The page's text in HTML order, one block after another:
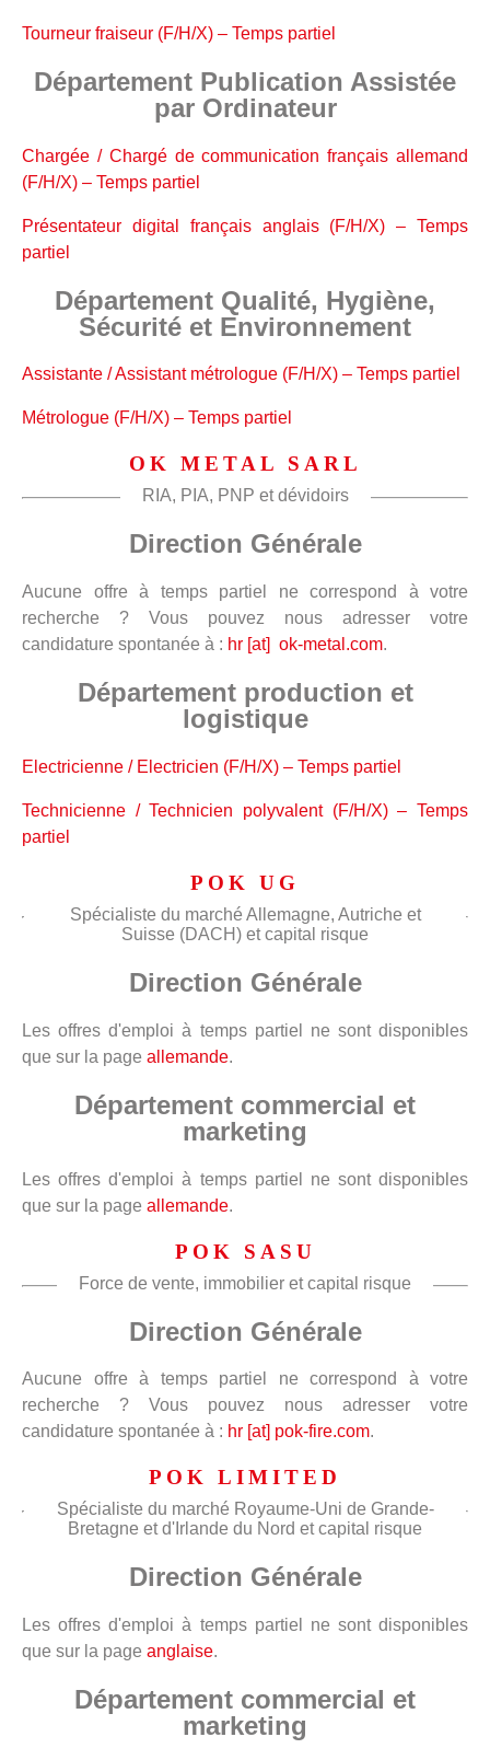
Tourneur fraiseur (F/H/X) – Temps partiel
Département Publication Assistée
par Ordinateur
Chargée / Chargé de communication français allemand
(F/H/X) – Temps partiel
Présentateur digital français anglais (F/H/X) – Temps
partiel
Département Qualité, Hygiène,
Sécurité et Environnement
Assistante / Assistant métrologue (F/H/X) – Temps partiel
Métrologue (F/H/X) – Temps partiel
OK METAL SARL
RIA, PIA, PNP et dévidoirs
Direction Générale
Aucune offre à temps partiel ne correspond à votre
recherche ? Vous pouvez nous adresser votre
candidature spontanée à : hr [at] ok-metal.com.
Département production et
logistique
Electricienne / Electricien (F/H/X) – Temps partiel
Technicienne / Technicien polyvalent (F/H/X) – Temps
partiel
POK UG
Spécialiste du marché Allemagne, Autriche et
Suisse (DACH) et capital risque
Direction Générale
Les offres d'emploi à temps partiel ne sont disponibles
que sur la page allemande.
Département commercial et
marketing
Les offres d'emploi à temps partiel ne sont disponibles
que sur la page allemande.
POK SASU
Force de vente, immobilier et capital risque
Direction Générale
Aucune offre à temps partiel ne correspond à votre
recherche ? Vous pouvez nous adresser votre
candidature spontanée à : hr [at] pok-fire.com.
POK LIMITED
Spécialiste du marché Royaume-Uni de Grande-
Bretagne et d'Irlande du Nord et capital risque
Direction Générale
Les offres d'emploi à temps partiel ne sont disponibles
que sur la page anglaise.
Département commercial et
marketing